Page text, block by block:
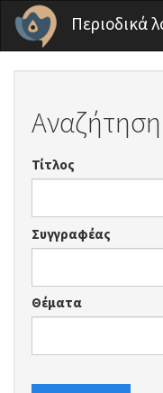
Παράκαμψη προς το κυρίως
Περιοδικά
Τίτλος
Συγγραφέας
Θέματα